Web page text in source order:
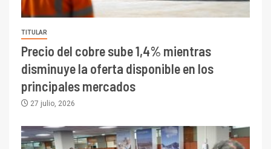
TITULAR
Precio del cobre sube 1,4% mientras
disminuye la oferta disponible en los
principales mercados
27 julio, 2026